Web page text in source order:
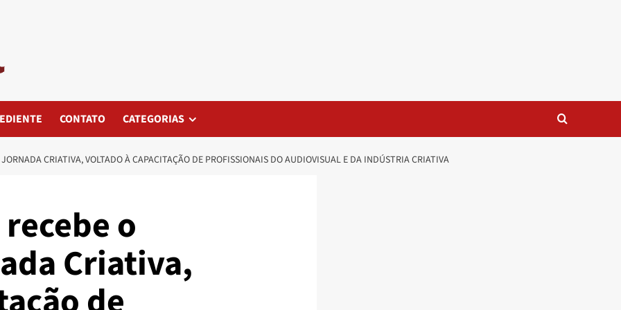
CONTATO CATEGORIAS
CRIATIVA, VOLTADO À CAPACITAÇÃO DE PROFISSIONAIS DO AUDIOVISUAL E DA INDÚSTRIA CRIATIVA
o
Criativa,